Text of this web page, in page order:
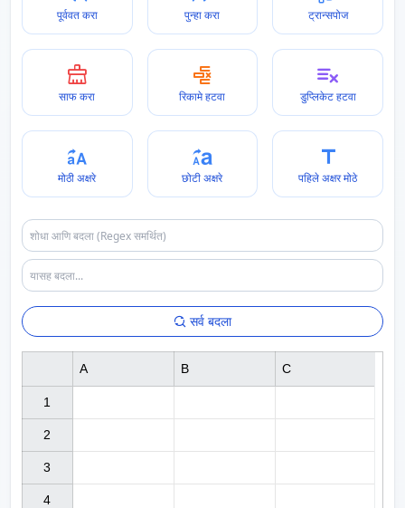
पूर्ववत करा पुन्हा करा ट्रान्सपोज
साफ करा रिकामे हटवा डुप्लिकेट हटवा
मोठी अक्षरे छोटी अक्षरे पहिले अक्षर मोठे
सर्व बदला
1
2
3
4
A B C